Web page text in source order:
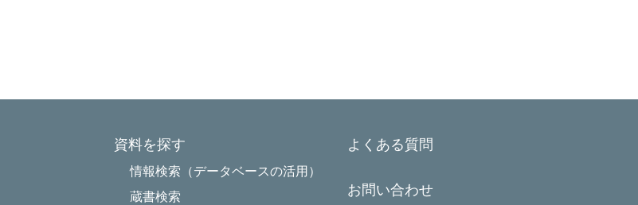
資料を探す
情報検索（データベースの活用）
蔵書検索
よくある質問
お問い合わせ
Powered by NetCommons